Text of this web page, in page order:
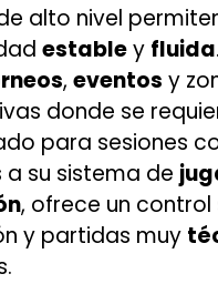
alto nivel
establey fluida
,eventos y
donde se
para sesiones
a su sistema de
, ofrece un
y partidas muy